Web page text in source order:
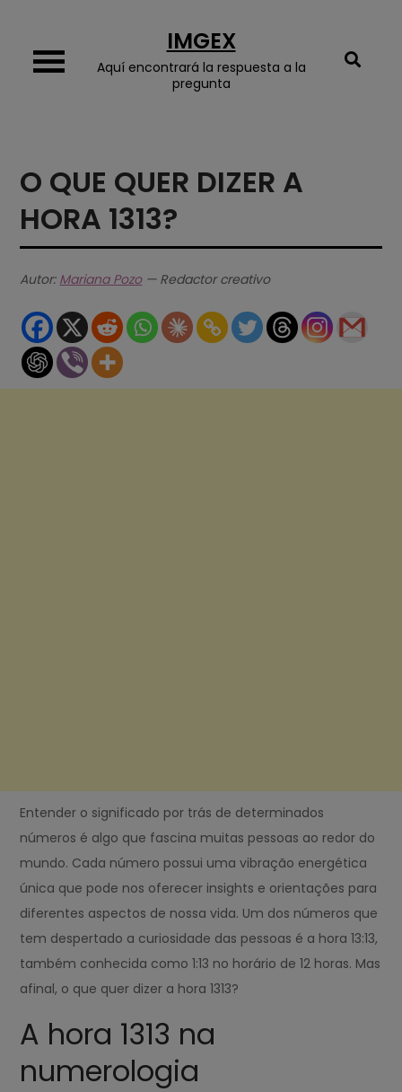
content
IMGEX
Aquí encontrará la respuesta a la
pregunta
O QUE QUER DIZER A
HORA 1313?
Autor: Mariana Pozo— Redactor creativo
Entender o significado por trás de determinados
números é algo que fascina muitas pessoas ao redor do
mundo. Cada número possui uma vibração energética
única que pode nos oferecer insights e orientações para
diferentes aspectos de nossa vida. Um dos números que
tem despertado a curiosidade das pessoas é a hora 13:13,
também conhecida como 1:13 no horário de 12 horas. Mas
afinal, o que quer dizer a hora 1313?
A hora 1313 na
numerologia